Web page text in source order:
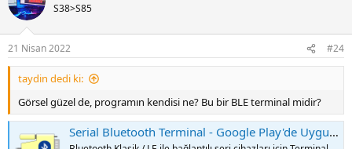
S38>S85
21 Nisan 2022 #24
taydin dedi ki:
Görsel güzel de, programın kendisi ne? Bu bir BLE terminal midir?
Serial Bluetooth Terminal - Google Play'de Uygulamalar